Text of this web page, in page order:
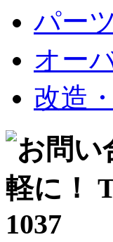
パー
オー
改造